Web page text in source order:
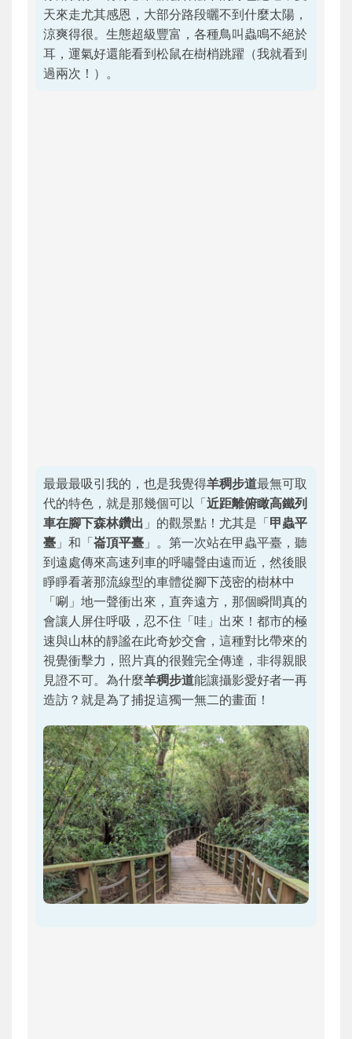
天來走尤其感恩，大部分路段曬不到什麼太陽，
涼爽得很。生態超級豐富，各種鳥叫蟲鳴不絕於
耳，運氣好還能看到松鼠在樹梢跳躍（我就看到
過兩次！）。
最最最吸引我的，也是我覺得羊稠步道最無可取
代的特色，就是那幾個可以「近距離俯瞰高鐵列
車在腳下森林鑽出 」的觀景點！尤其是「甲蟲平
臺 」和「崙頂平臺 」。第一次站在甲蟲平臺，聽
到遠處傳來高速列車的呼嘯聲由遠而近，然後眼
睜睜看著那流線型的車體從腳下茂密的樹林中
「唰」地一聲衝出來，直奔遠方，那個瞬間真的
會讓人屏住呼吸，忍不住「哇」出來！都市的極
速與山林的靜謐在此奇妙交會，這種對比帶來的
視覺衝擊力，照片真的很難完全傳達，非得親眼
見證不可。為什麼羊稠步道能讓攝影愛好者一再
造訪？就是為了捕捉這獨一無二的畫面！